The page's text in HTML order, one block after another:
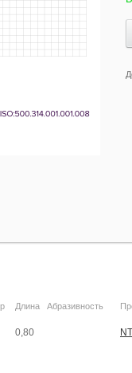
Длина Абразивность
0,80 NTI